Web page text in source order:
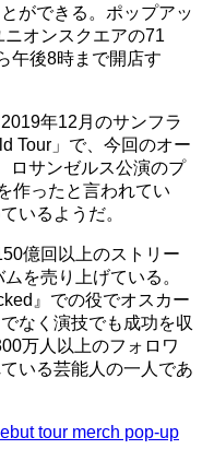
ができる。ポップアッ
オンスクエアの71
午後8時まで開店す
年12月のサンフラ
Tour」で、今回のオー
ロサンゼルス公演のプ
作ったと言われてい
いるようだ。
億回以上のストリー
を売り上げている。
』での役でオスカー
なく演技でも成功を収
万人以上のフォロワ
いる芸能人の一人であ
tour merch pop-up